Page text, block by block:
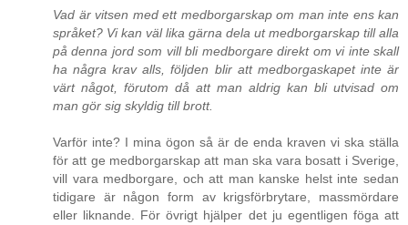
Vad är vitsen med ett medborgarskap om man inte ens kan
språket? Vi kan väl lika gärna dela ut medborgarskap till alla
på denna jord som vill bli medborgare direkt om vi inte skall
ha några krav alls, följden blir att medborgaskapet inte är
värt något, förutom då att man aldrig kan bli utvisad om
man gör sig skyldig till brott.
Varför inte? I mina ögon så är de enda kraven vi ska ställa
för att ge medborgarskap att man ska vara bosatt i Sverige,
vill vara medborgare, och att man kanske helst inte sedan
tidigare är någon form av krigsförbrytare, massmördare
eller liknande. För övrigt hjälper det ju egentligen föga att